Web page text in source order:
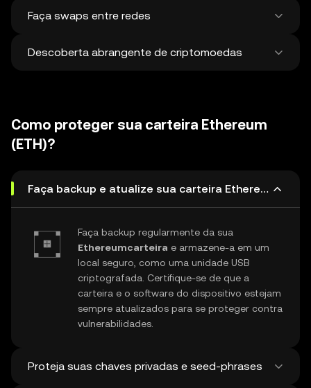
Faça swaps entre redes
Faça swaps e pontes entre ativos em
38 mercados.
Descoberta abrangente de criptomoedas
média de 120.000 novas moedas
Como proteger sua carteira Ethereum
(ETH)?
Faça backup e atualize sua carteira Ethereum
Faça backup regularmente da sua
Ethereumcarteira e armazene-a em um
local seguro, como uma unidade USB
criptografada. Certifique-se de que a
carteira e o software do dispositivo estejam
sempre atualizados para se proteger contra
vulnerabilidades.
Proteja suas chaves privadas e seed-phrases